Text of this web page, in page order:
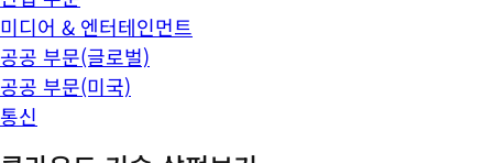
미디어 & 엔터테인먼트
공공 부문(글로벌)
공공 부문(미국)
통신